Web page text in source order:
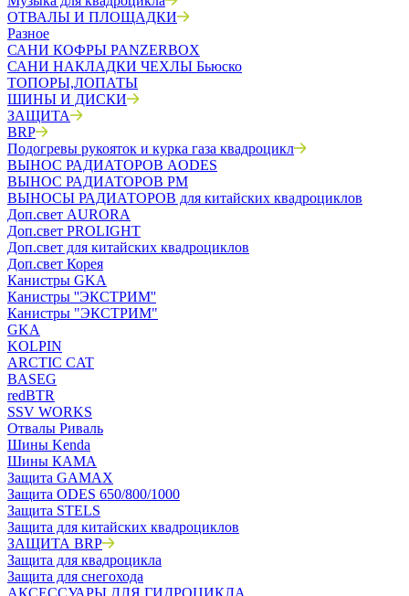
ОТВАЛЫ И ПЛОЩАДКИ
Разное
САНИ КОФРЫ PANZERBOX
САНИ НАКЛАДКИ ЧЕХЛЫ Бьюско
ТОПОРЫ,ЛОПАТЫ
ШИНЫ И ДИСКИ
ЗАЩИТА
BRP
Подогревы рукояток и курка газа квадроцикл
ВЫНОС РАДИАТОРОВ AODES
ВЫНОС РАДИАТОРОВ РМ
ВЫНОСЫ РАДИАТОРОВ для китайских квадроциклов
Доп.свет AURORA
Доп.свет PROLIGHT
Доп.свет для китайских квадроциклов
Доп.свет Корея
Канистры GKA
Канистры ''ЭКСТРИМ''
Канистры "ЭКСТРИМ"
GKA
KOLPIN
ARCTIC CAT
BASEG
redBTR
SSV WORKS
Отвалы Риваль
Шины Kenda
Шины КАМА
Защита GAMAX
Защита ODES 650/800/1000
Защита STELS
Защита для китайских квадроциклов
ЗАЩИТА BRP
Защита для квадроцикла
Защита для снегохода
АКСЕССУАРЫ ДЛЯ ГИДРОЦИКЛА